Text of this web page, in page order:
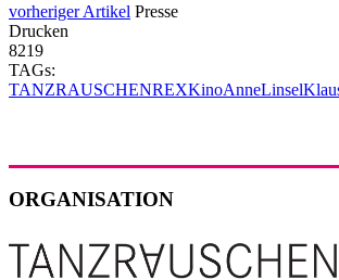
vorheriger Artikel Presse
Drucken
8219
TAGs:
TANZRAUSCHENREXKinoAnneLinsel
ORGANISATION